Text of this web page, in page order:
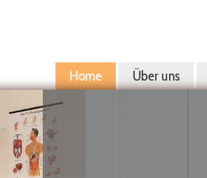
Home Über uns